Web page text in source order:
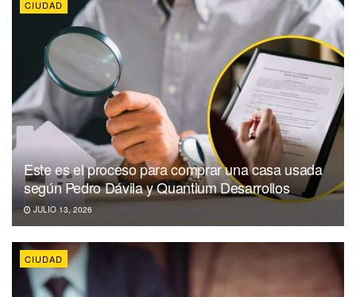
CIUDAD
Este es el proceso para comprar una casa usada
según Pedro Dávila y Quantium Desarrollos
JULIO 13, 2026
CIUDAD